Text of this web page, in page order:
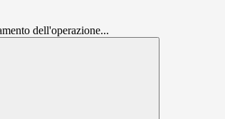
dell'operazione...